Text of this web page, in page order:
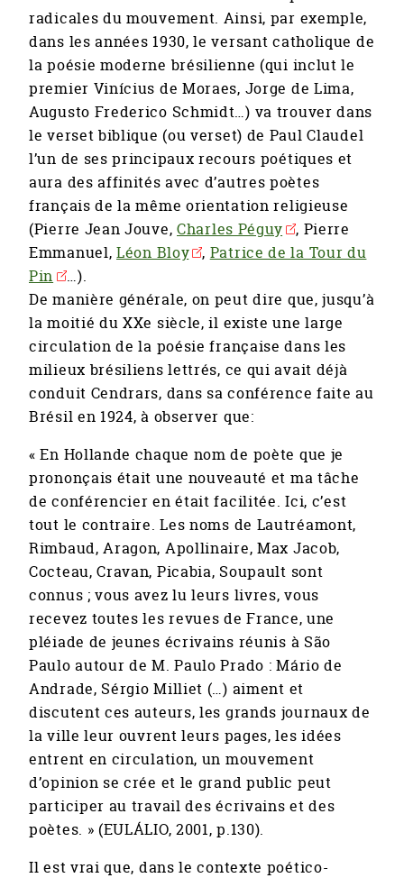
radicales du mouvement. Ainsi, par exemple,
dans les années 1930, le versant catholique de
la poésie moderne brésilienne (qui inclut le
premier Vinícius de Moraes, Jorge de Lima,
Augusto Frederico Schmidt…) va trouver dans
le verset biblique (ou verset) de Paul Claudel
l’un de ses principaux recours poétiques et
aura des affinités avec d’autres poètes
français de la même orientation religieuse
(Pierre Jean Jouve, Charles Péguy
, Pierre
Emmanuel, Léon Bloy , Patrice de la Tour du
Pin
…).
De manière générale, on peut dire que, jusqu’à
la moitié du XXe siècle, il existe une large
circulation de la poésie française dans les
milieux brésiliens lettrés, ce qui avait déjà
conduit Cendrars, dans sa conférence faite au
Brésil en 1924, à observer que:
« En Hollande chaque nom de poète que je
prononçais était une nouveauté et ma tâche
de conférencier en était facilitée. Ici, c’est
tout le contraire. Les noms de Lautréamont,
Rimbaud, Aragon, Apollinaire, Max Jacob,
Cocteau, Cravan, Picabia, Soupault sont
connus ; vous avez lu leurs livres, vous
recevez toutes les revues de France, une
pléiade de jeunes écrivains réunis à São
Paulo autour de M. Paulo Prado : Mário de
Andrade, Sérgio Milliet (…) aiment et
discutent ces auteurs, les grands journaux de
la ville leur ouvrent leurs pages, les idées
entrent en circulation, un mouvement
d’opinion se crée et le grand public peut
participer au travail des écrivains et des
poètes. » (EULÁLIO, 2001, p.130).
Il est vrai que, dans le contexte poético-